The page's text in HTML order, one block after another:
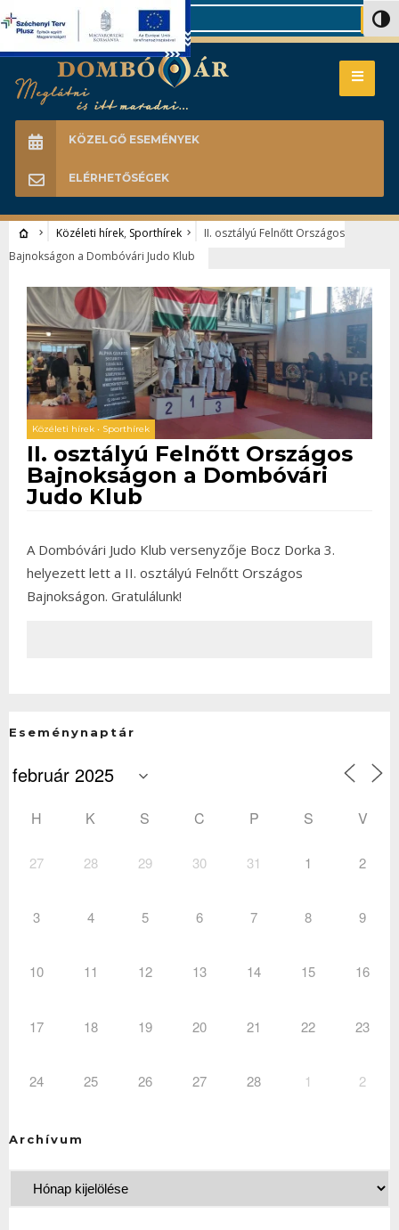
Search
KÖZELGŐ ESEMÉNYEK
ELÉRHETŐSÉGEK
Közéleti hírek, Sporthírek
II. osztályú Felnőtt Országos
Bajnokságon a Dombóvári Judo Klub
Közéleti hírek • Sporthírek
II. osztályú Felnőtt Országos
Bajnokságon a Dombóvári
Judo Klub
A Dombóvári Judo Klub versenyzője Bocz Dorka 3.
helyezett lett a II. osztályú Felnőtt Országos
Bajnokságon. Gratulálunk!
Eseménynaptár
H K S C P S V
27 28 29 30 31 1 2
3 4 5 6 7 8 9
10 11 12 13 14 15 16
17 18 19 20 21 22 23
24 25 26 27 28 1 2
Archívum